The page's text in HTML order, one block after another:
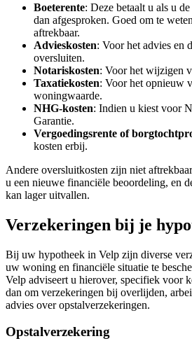
Boeterente: Deze betaalt u als u
dan afgesproken. Goed om te
aftrekbaar.
Advieskosten: Voor het advies en
oversluiten.
Notariskosten: Voor het wijzigen
Taxatiekosten: Voor het opnieuw
woningwaarde.
NHG-kosten: Indien u kiest voor
Garantie.
Vergoedingsrente of
kosten erbij.
Andere oversluitkosten zijn niet
u een nieuwe financiële beoordeling, en
kan lager uitvallen.
Verzekeringen bij je
Bij uw hypotheek in Velp zijn diverse
uw woning en financiële situatie te
Velp adviseert u hierover, specifiek voor
dan om verzekeringen bij overlijden,
advies over opstalverzekeringen.
Opstalverzekering